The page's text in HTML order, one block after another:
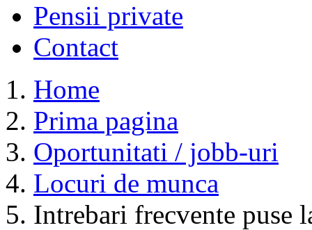
Pensii private
Contact
Home
Prima pagina
Oportunitati / jobb-uri
Locuri de munca
Intrebari frecvente puse